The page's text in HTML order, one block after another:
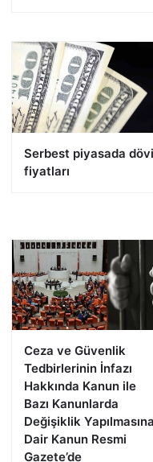
Serbest piyasada
fiyatları
Ceza ve Güvenlik
Tedbirlerinin İnfazı
Hakkında Kanun ile
Bazı Kanunlarda
Değişiklik Yapılmasına
Dair Kanun Resmi
Gazete’de